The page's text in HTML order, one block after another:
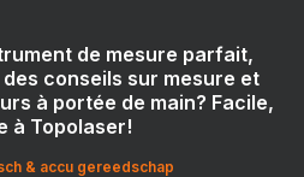
de mesure parfait,
conseils sur mesure et
à portée de main? Facile,
à Topolaser!
& accu gereedschap